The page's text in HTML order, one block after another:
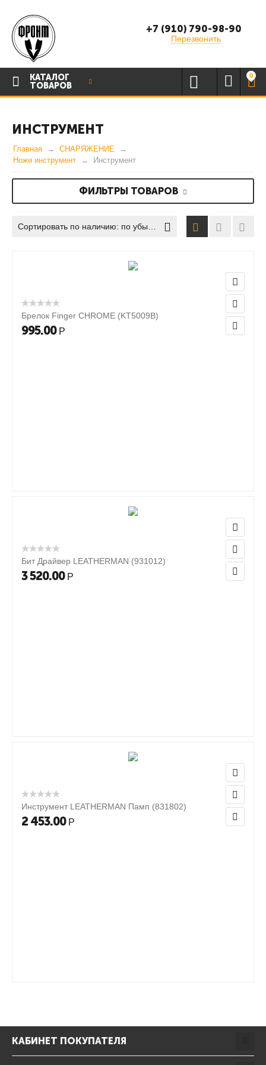
+7 (910) 790-98-90
Перезвонить
0
КАТАЛОГ
ТОВАРОВ
ИНСТРУМЕНТ
Главная
СНАРЯЖЕНИЕ
Ножи инструмент
Инструмент
ФИЛЬТРЫ ТОВАРОВ
Брелок Finger CHROME (KT5009B)
995.00 Р
Бит Драйвер LEATHERMAN (931012)
3 520.00 Р
Инструмент LEATHERMAN Памп (831802)
2 453.00 Р
КАБИНЕТ ПОКУПАТЕЛЯ